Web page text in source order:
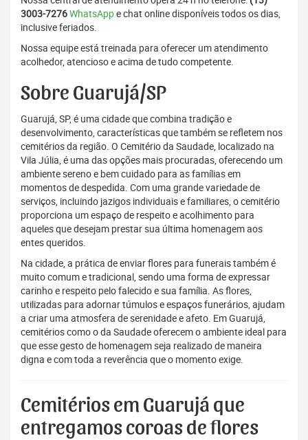
3003-7276WhatsAppe chat online disponíveis todos os dias,
inclusive feriados.
Nossa equipe está treinada para oferecer um atendimento
acolhedor, atencioso e acima de tudo competente.
Sobre Guarujá/SP
Guarujá, SP, é uma cidade que combina tradição e
desenvolvimento, características que também se refletem nos
cemitérios da região. O Cemitério da Saudade, localizado na
Vila Júlia, é uma das opções mais procuradas, oferecendo um
ambiente sereno e bem cuidado para as famílias em
momentos de despedida. Com uma grande variedade de
serviços, incluindo jazigos individuais e familiares, o cemitério
proporciona um espaço de respeito e acolhimento para
aqueles que desejam prestar sua última homenagem aos
entes queridos.
Na cidade, a prática de enviar flores para funerais também é
muito comum e tradicional, sendo uma forma de expressar
carinho e respeito pelo falecido e sua família. As flores,
utilizadas para adornar túmulos e espaços funerários, ajudam
a criar uma atmosfera de serenidade e afeto. Em Guarujá,
cemitérios como o da Saudade oferecem o ambiente ideal para
que esse gesto de homenagem seja realizado de maneira
digna e com toda a reverência que o momento exige.
Cemitérios em Guarujá que
entregamos coroas de flores